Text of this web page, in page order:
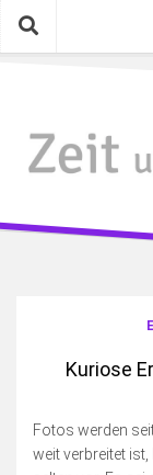
Skip
Kategorien
Geschichte
Gelesen,
Die wilde
Kuriose
Fotos werden
weit verbreitet